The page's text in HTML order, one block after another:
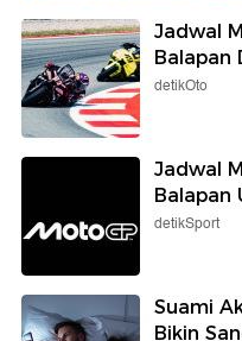
Jadwal
Balapan
detikOto
Jadwal
Balapan
detikSport
Suami
Bikin